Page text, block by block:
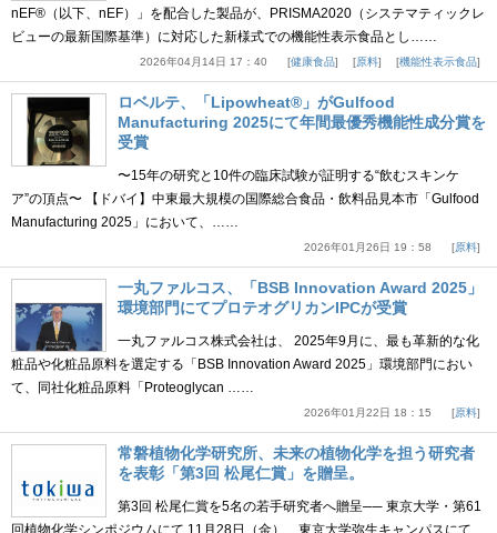
nEF®（以下、nEF）」を配合した製品が、PRISMA2020（システマティックレ
ビューの最新国際基準）に対応した新様式での機能性表示食品とし……
2026年04月14日 17：40 健康食品 原料 機能性表示食品
ロベルテ、「Lipowheat®」がGulfood
Manufacturing 2025にて年間最優秀機能性成分賞を
受賞
〜15年の研究と10件の臨床試験が証明する“飲むスキンケ
ア”の頂点〜 【ドバイ】中東最大規模の国際総合食品・飲料品見本市「Gulfood
Manufacturing 2025」において、……
2026年01月26日 19：58 原料
一丸ファルコス、「BSB Innovation Award 2025」
環境部門にてプロテオグリカンIPCが受賞
一丸ファルコス株式会社は、 2025年9月に、最も革新的な化
粧品や化粧品原料を選定する「BSB Innovation Award 2025」環境部門におい
て、同社化粧品原料「Proteoglycan ……
2026年01月22日 18：15 原料
常磐植物化学研究所、未来の植物化学を担う研究者
を表彰「第3回 松尾仁賞」を贈呈。
第3回 松尾仁賞を5名の若手研究者へ贈呈── 東京大学・第61
回植物化学シンポジウムにて 11月28日（金）、東京大学弥生キャンパスにて、